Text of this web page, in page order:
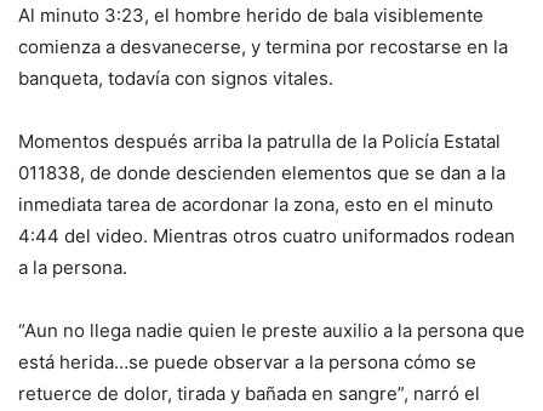
Al minuto 3:23, el hombre herido de bala visiblemente
comienza a desvanecerse, y termina por recostarse en la
banqueta, todavía con signos vitales.
Momentos después arriba la patrulla de la Policía Estatal
011838, de donde descienden elementos que se dan a la
inmediata tarea de acordonar la zona, esto en el minuto
4:44 del video. Mientras otros cuatro uniformados rodean
a la persona.
“Aun no llega nadie quien le preste auxilio a la persona que
está herida…se puede observar a la persona cómo se
retuerce de dolor, tirada y bañada en sangre”, narró el